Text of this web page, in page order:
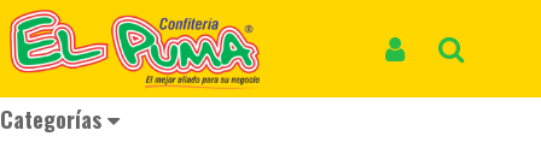
Categorías
Inicio Productos CHUPETE BIG BOM XXL MUNDIGOL*48und *1056gr
CHUPETE BIG BOM XXL
MUNDIGOL*48und *1056gr
REF: CARAMELO 667